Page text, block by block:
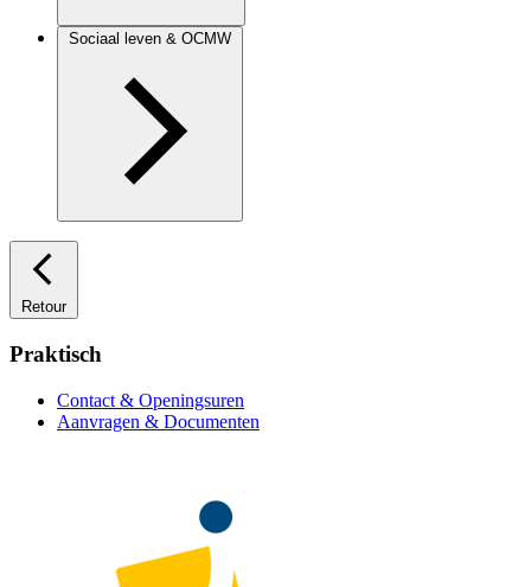
Sociaal leven & OCMW
Retour
Praktisch
Contact & Openingsuren
Aanvragen & Documenten